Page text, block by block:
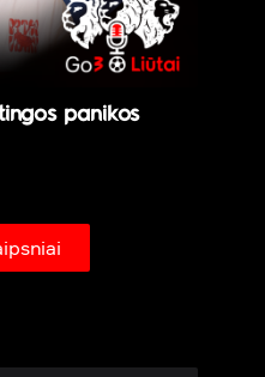
panikos